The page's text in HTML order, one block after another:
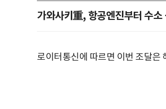
가와사키重, 항공엔진부터 수소
로이터통신에 따르면 이번 조달은